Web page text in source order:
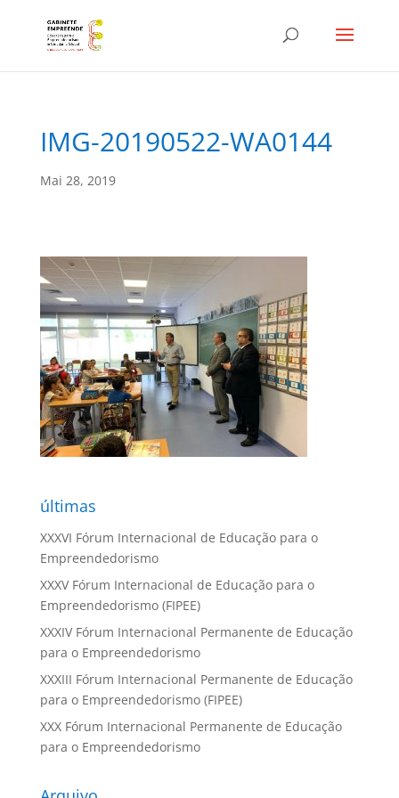
IMG-20190522-WA0144
Mai 28, 2019
últimas
XXXVI Fórum Internacional de Educação para o
Empreendedorismo
XXXV Fórum Internacional de Educação para o
Empreendedorismo (FIPEE)
XXXIV Fórum Internacional Permanente de Educação
para o Empreendedorismo
XXXIII Fórum Internacional Permanente de Educação
para o Empreendedorismo (FIPEE)
XXX Fórum Internacional Permanente de Educação
para o Empreendedorismo